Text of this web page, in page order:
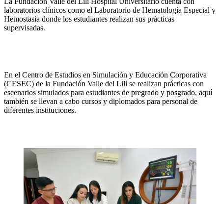
laboratorios clínicos como el Laboratorio de Hematología Especial y
Hemostasia donde los estudiantes realizan sus prácticas
supervisadas.
En el Centro de Estudios en Simulación y Educación Corporativa
(CESEC) de la Fundación Valle del Lili se realizan prácticas con
escenarios simulados para estudiantes de pregrado y posgrado, aquí
también se llevan a cabo cursos y diplomados para personal de
diferentes instituciones.